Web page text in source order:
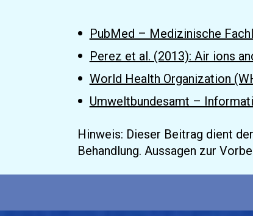
PubMed – Medizinische
Perez et al. (2013): Air ions
World Health Organization
Umweltbundesamt –
Hinweis: Dieser Beitrag dient
Behandlung. Aussagen zur